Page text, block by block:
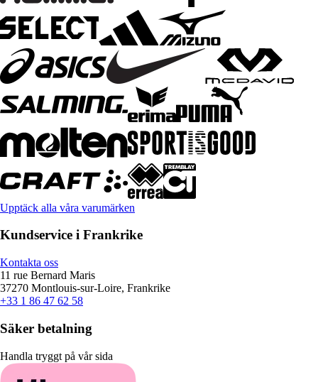
Upptäck alla våra varumärken
Kundservice i Frankrike
Kontakta oss
11 rue Bernard Maris
37270 Montlouis-sur-Loire, Frankrike
+33 1 86 47 62 58
Säker betalning
Handla tryggt på vår sida